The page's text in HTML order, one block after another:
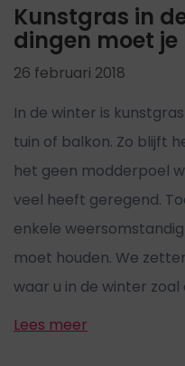
Kunstgras in
dingen moet
26 februari 2018
In de winter is
tuin of balkon. Zo blijft
het geen modderpoel
veel heeft geregend.
enkele
moet houden. We
waar u in de winter
Lees meer